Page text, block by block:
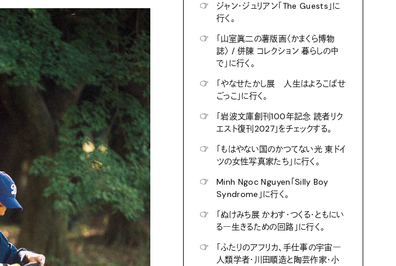
☞
ジャン・ジュリアン「The Guests」に
行く。
☞
「山室眞二の薯版画〈かまくら博物
誌〉 / 併陳 コレクション 暮らしの中
で」に行く。
☞
「やなせたかし展 人生はよろこばせ
ごっこ」に行く。
☞
「岩波文庫創刊100年記念 読者リク
エスト復刊2027」をチェックする。
☞
「もはやない国のかつてない光 東ドイ
ツの女性写真家たち」に行く。
☞
Minh Ngoc Nguyen「Silly Boy
Syndrome」に行く。
☞
「ぬけみち展 かわす・つくる・ともにい
る―生きるための回路」に行く。
☞
「ふたりのアフリカ、手仕事の宇宙―
人類学者・川田順造と陶芸作家・小